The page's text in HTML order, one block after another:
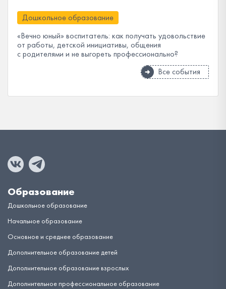
Дошкольное образование
«Вечно юный» воспитатель: как получать удовольствие
от работы, детской инициативы, общения
с родителями и не выгореть профессионально?
Все события
Образование
Дошкольное образование
Начальное образование
Основное и среднее образование
Дополнительное образование детей
Дополнительное образование взрослых
Дополнительное профессиональное образование